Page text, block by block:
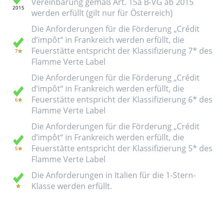
werden erfüllt (gilt nur für Österreich)
Die Anforderungen für die Förderung „Crédit
d’impôt“ in Frankreich werden erfüllt, die
Feuerstätte entspricht der Klassifizierung 7* des
Flamme Verte Label
Die Anforderungen für die Förderung „Crédit
d’impôt“ in Frankreich werden erfüllt, die
Feuerstätte entspricht der Klassifizierung 6* des
Flamme Verte Label
Die Anforderungen für die Förderung „Crédit
d’impôt“ in Frankreich werden erfüllt, die
Feuerstätte entspricht der Klassifizierung 5* des
Flamme Verte Label
Die Anforderungen in Italien für die 1-Stern-
Klasse werden erfüllt.